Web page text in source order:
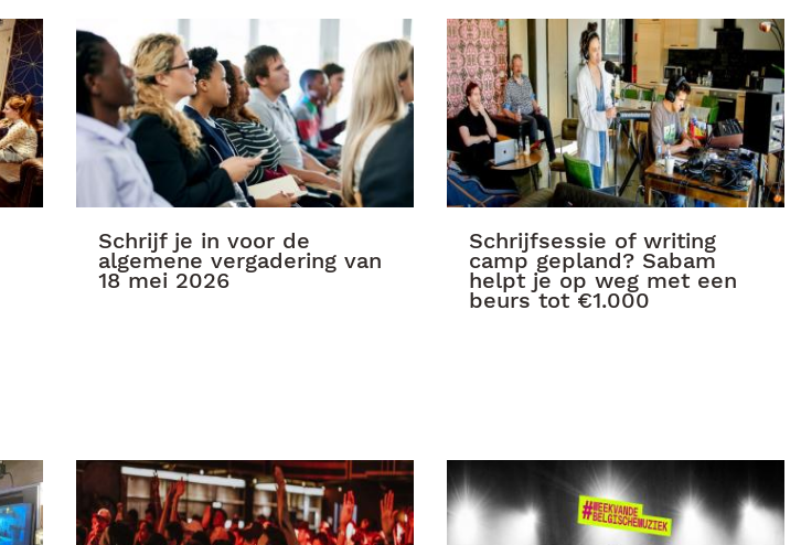
Schrijf je in voor de
algemene vergadering van
18 mei 2026
Schrijfsessie of writing
camp gepland? Sabam
helpt je op weg met een
beurs tot €1.000